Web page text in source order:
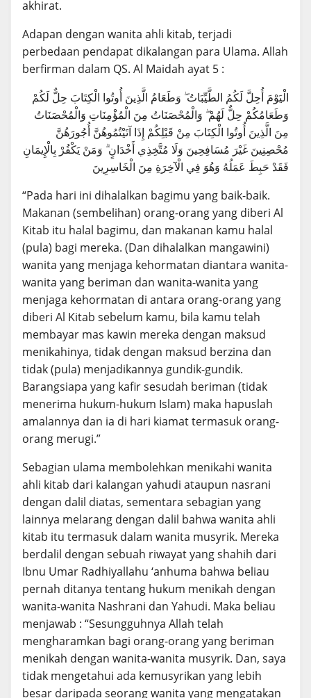
akhirat.
Adapan dengan wanita ahli kitab, terjadi
perbedaan pendapat dikalangan para Ulama. Allah
berfirman dalam QS. Al Maidah ayat 5 :
الْيَوْمَ أُحِلَّ لَكُمُ الطَّيِّبَاتُ ۖ وَطَعَامُ الَّذِينَ أُوتُوا الْكِتَابَ حِلٌّ لَكُمْ
وَطَعَامُكُمْ حِلٌّ لَهُمْ ۖ وَالْمُحْصَنَاتُ مِنَ الْمُؤْمِنَاتِ وَالْمُحْصَنَاتُ
مِنَ الَّذِينَ أُوتُوا الْكِتَابَ مِنْ قَبْلِكُمْ إِذَا آتَيْتُمُوهُنَّ أُجُورَهُنَّ
مُحْصِنِينَ غَيْرَ مُسَافِحِينَ وَلَا مُتَّخِذِي أَخْدَانٍ ۗ وَمَنْ يَكْفُرْ بِالْإِيمَانِ
فَقَدْ حَبِطَ عَمَلُهُ وَهُوَ فِي الْآخِرَةِ مِنَ الْخَاسِرِينَ
“Pada hari ini dihalalkan bagimu yang baik-baik.
Makanan (sembelihan) orang-orang yang diberi Al
Kitab itu halal bagimu, dan makanan kamu halal
(pula) bagi mereka. (Dan dihalalkan mangawini)
wanita yang menjaga kehormatan diantara wanita-
wanita yang beriman dan wanita-wanita yang
menjaga kehormatan di antara orang-orang yang
diberi Al Kitab sebelum kamu, bila kamu telah
membayar mas kawin mereka dengan maksud
menikahinya, tidak dengan maksud berzina dan
tidak (pula) menjadikannya gundik-gundik.
Barangsiapa yang kafir sesudah beriman (tidak
menerima hukum-hukum Islam) maka hapuslah
amalannya dan ia di hari kiamat termasuk orang-
orang merugi.”
Sebagian ulama membolehkan menikahi wanita
ahli kitab dari kalangan yahudi ataupun nasrani
dengan dalil diatas, sementara sebagian yang
lainnya melarang dengan dalil bahwa wanita ahli
kitab itu termasuk dalam wanita musyrik. Mereka
berdalil dengan sebuah riwayat yang shahih dari
Ibnu Umar Radhiyallahu ‘anhuma bahwa beliau
pernah ditanya tentang hukum menikah dengan
wanita-wanita Nashrani dan Yahudi. Maka beliau
menjawab : “Sesungguhnya Allah telah
mengharamkan bagi orang-orang yang beriman
menikah dengan wanita-wanita musyrik. Dan, saya
tidak mengetahui ada kemusyrikan yang lebih
besar daripada seorang wanita yang mengatakan